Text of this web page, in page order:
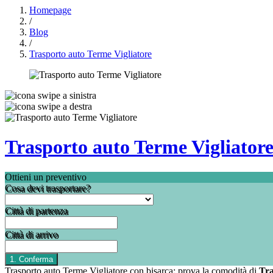
Homepage
/
Blog
/
Trasporto auto Terme Vigliatore
Trasporto auto Terme Vigliatore
Ottieni un preventivo
Cosa devi trasportare?
Città di partenza
Città di arrivo
Trasporto auto Terme Vigliatore con bisarca: prova la comodità di